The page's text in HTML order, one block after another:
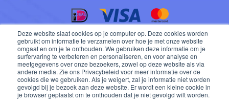
Deze website slaat cookies op je computer op. Deze cookies worden
gebruikt om informatie te verzamelen over hoe je met onze website
omgaat en om je te onthouden. We gebruiken deze informatie om je
surfervaring te verbeteren en personaliseren, en voor analyse en
meetgegevens over onze bezoekers, zowel op deze website als via
andere media. Zie ons Privacybeleid voor meer informatie over de
cookies die we gebruiken. Als je weigert, zal je informatie niet worden
gevolgd bij je bezoek aan deze website. Er wordt een kleine cookie in
je browser geplaatst om te onthouden dat je niet gevolgd wilt worden.
blog.wentsy.com
About Wentsy.com Blog Privacy notice